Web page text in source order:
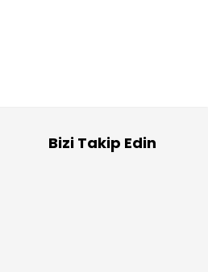
Bizi Takip Edin